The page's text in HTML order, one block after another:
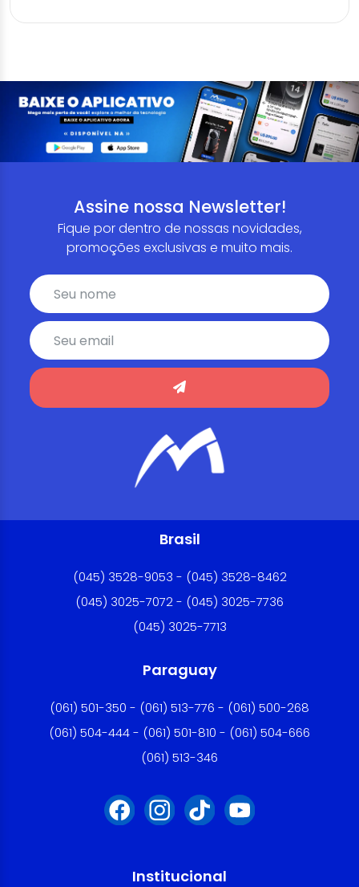
Assine nossa Newsletter!
Fique por dentro de nossas novidades,
promoções exclusivas e muito mais.
Brasil
(045) 3528-9053 - (045) 3528-8462
(045) 3025-7072 - (045) 3025-7736
(045) 3025-7713
Paraguay
(061) 501-350 - (061) 513-776 - (061) 500-268
(061) 504-444 - (061) 501-810 - (061) 504-666
(061) 513-346
Institucional